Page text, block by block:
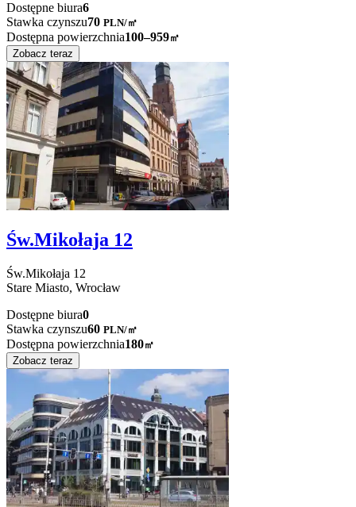
Dostępne biura6
Stawka czynszu70 PLN/㎡
Dostępna powierzchnia100–959㎡
Zobacz teraz
Św.Mikołaja 12
Św.Mikołaja 12
Stare Miasto, Wrocław
Dostępne biura0
Stawka czynszu60 PLN/㎡
Dostępna powierzchnia180㎡
Zobacz teraz